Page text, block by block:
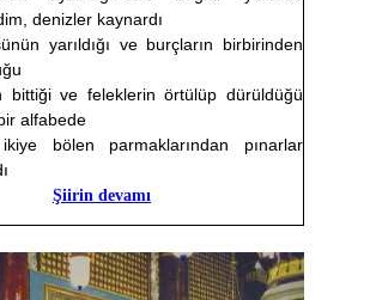
denizler kaynardı
yarıldığı ve burçların birbirinden
bittiği ve feleklerin örtülüp dürüldüğü
alfabede
ikiye bölen parmaklarından pınarlar
Şiirin devamı